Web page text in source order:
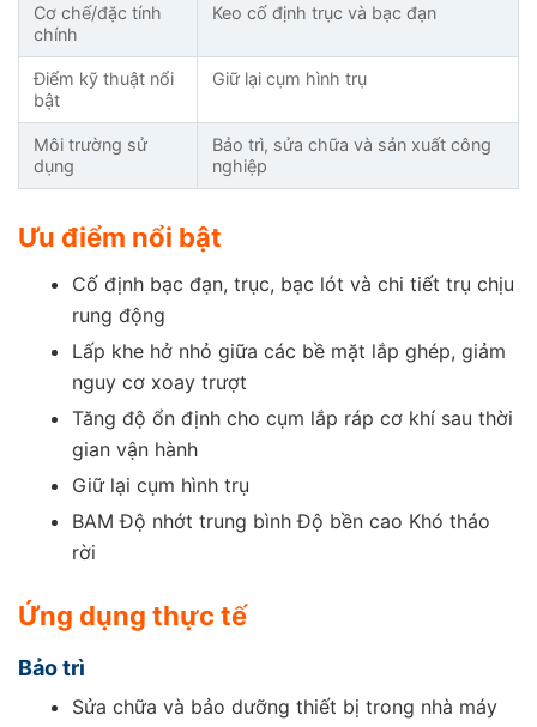
Cơ chế/đặc tính
chính
Keo cố định trục và bạc đạn
Điểm kỹ thuật nổi
bật
Giữ lại cụm hình trụ
Môi trường sử
dụng
Bảo trì, sửa chữa và sản xuất công
nghiệp
Ưu điểm nổi bật
Cố định bạc đạn, trục, bạc lót và chi tiết trụ chịu
rung động
Lấp khe hở nhỏ giữa các bề mặt lắp ghép, giảm
nguy cơ xoay trượt
Tăng độ ổn định cho cụm lắp ráp cơ khí sau thời
gian vận hành
Giữ lại cụm hình trụ
BAM Độ nhớt trung bình Độ bền cao Khó tháo
rời
Ứng dụng thực tế
Bảo trì
Sửa chữa và bảo dưỡng thiết bị trong nhà máy